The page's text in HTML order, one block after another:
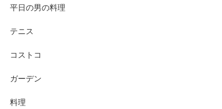
平日の男の料理
テニス
コストコ
ガーデン
料理